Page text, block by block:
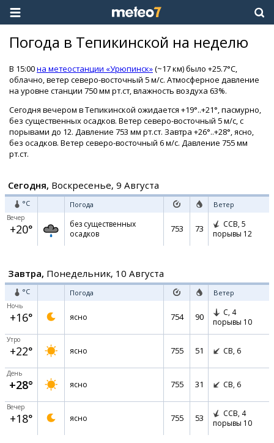
Погода в Тепикинской на неделю
В 15:00на метеостанции «Урюпинск»(~17 км) было +25.7°C,
облачно, ветер северо-восточный 5 м/с. Атмосферное давление
на уровне станции 750 мм рт.ст, влажность воздуха 63%.
Сегодня вечером в Тепикинской ожидается +19°..+21°, пасмурно,
без существенных осадков. Ветер северо-восточный 5 м/с, с
порывами до 12. Давление 753 мм рт.ст. Завтра +26°..+28°, ясно,
без осадков. Ветер северо-восточный 6 м/с. Давление 755 мм
рт.ст.
Сегодня, Воскресенье, 9 Августа
°C Погода Ветер
Вечер
+20°
без существенных
осадков
753 73 ССВ, 5
порывы 12
Завтра, Понедельник, 10 Августа
°C Погода Ветер
Ночь
+16° ясно 754 90 С, 4
порывы 10
Утро
+22° ясно 755 51 СВ, 6
День
+28° ясно 755 31 СВ, 6
Вечер
+18° ясно 755 53 ССВ, 4
порывы 10